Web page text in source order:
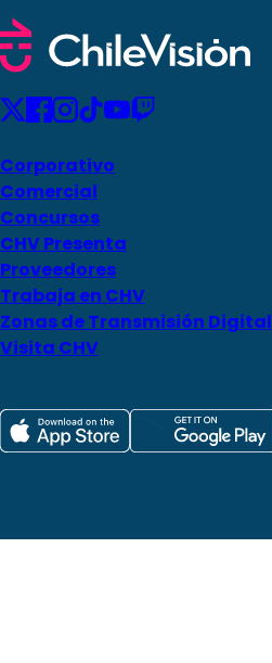
Corporativo
Comercial
Concursos
CHV Presenta
Proveedores
Trabaja en CHV
Zonas de Transmisión Digital
Visita CHV